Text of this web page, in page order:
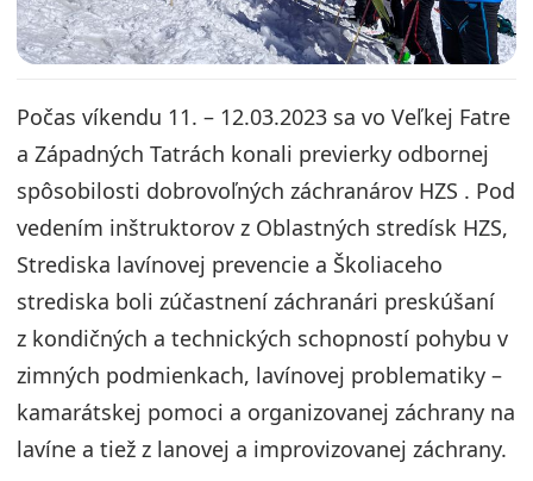
Počas víkendu 11. – 12.03.2023 sa vo Veľkej Fatre
a Západných Tatrách konali previerky odbornej
spôsobilosti dobrovoľných záchranárov HZS . Pod
vedením inštruktorov z Oblastných stredísk HZS,
Strediska lavínovej prevencie a Školiaceho
strediska boli zúčastnení záchranári preskúšaní
z kondičných a technických schopností pohybu v
zimných podmienkach, lavínovej problematiky –
kamarátskej pomoci a organizovanej záchrany na
lavíne a tiež z lanovej a improvizovanej záchrany.